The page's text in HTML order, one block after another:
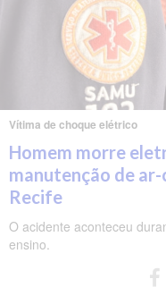
Vítima de choque elétrico
Homem morre
manutenção de
Recife
O acidente aconteceu
ensino.